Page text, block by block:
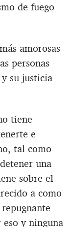
de fuego
amorosas
personas
su justicia
tiene
e
tal como
una
sobre el
a como
y ninguna